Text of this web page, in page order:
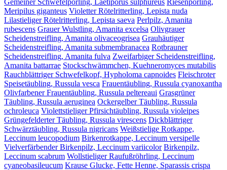
Gemeiner Schwefelporling, Laetiporus sulphureus Riesenporling,
Meripilus giganteus Violetter Rötelritterling, Lepista nuda
Lilastieliger Rötelritterling, Lepista saeva Perlpilz, Amanita
rubescens Grauer Wulstling, Amanita excelsa Olivgrauer
Scheidenstreifling, Amanita olivaceogrisea Grauhäutiger
Scheidenstreifling, Amanita submembranacea Rotbrauner
Scheidenstreifling, Amanita fulva Zweifarbiger Scheidenstreifling,
Amanita battarrae Stockschwämmchen, Kuehneromyces mutabilis
Rauchblättriger Schwefelkopf, Hypholoma capnoides Fleischroter
Speisetäubling, Russula vesca Frauentäubling, Russula cyanoxantha
Olivfarbener Frauentäubling, Russula peltereaui Grasgrüner
Täubling, Russula aeruginea Ockergelber Täubling, Russula
ochroleuca Violettstieliger Pfirsichtäubling, Russula violeipes
Grüngefelderter Täubling, Russula virescens Dickblättriger
Schwärztäubling, Russula nigricans Weißstielige Rotkappe,
Leccinum leucopodium Birkenrotkappe, Leccinum versipelle
Vielverfärbender Birkenpilz, Leccinum variicolor Birkenpilz,
Leccinum scabrum Wollstieliger Raufußröhrling, Leccinum
cyaneobasileucum Krause Glucke, Fette Henne, Sparassis crispa